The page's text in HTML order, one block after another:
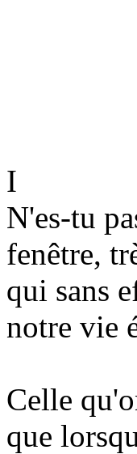
I
N'es-tu
fenêtre,
qui sans
notre vie
Celle
que